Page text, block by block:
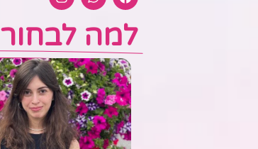
למה לבחור